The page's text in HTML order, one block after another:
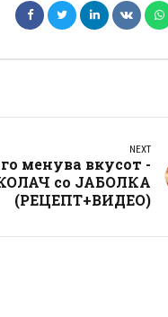
NEXT
менува вкусот -
со ЈАБОЛКА
(РЕЦЕПТ+ВИДЕО)